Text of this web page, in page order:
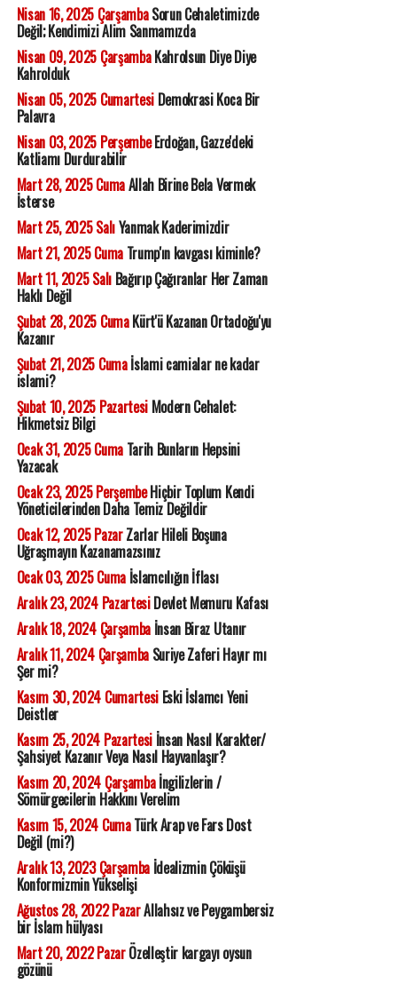
Nisan 16, 2025 ÇarşambaSorun Cehaletimizde
Değil; Kendimizi Alim Sanmamızda
Nisan 09, 2025 ÇarşambaKahrolsun Diye Diye
Kahrolduk
Nisan 05, 2025 CumartesiDemokrasi Koca Bir
Palavra
Nisan 03, 2025 PerşembeErdoğan, Gazze'deki
Katliamı Durdurabilir
Mart 28, 2025 CumaAllah Birine Bela Vermek
İsterse
Mart 25, 2025 SalıYanmak Kaderimizdir
Mart 21, 2025 CumaTrump'ın kavgası kiminle?
Mart 11, 2025 SalıBağırıp Çağıranlar Her Zaman
Haklı Değil
Şubat 28, 2025 CumaKürt'ü Kazanan Ortadoğu'yu
Kazanır
Şubat 21, 2025 Cumaİslami camialar ne kadar
islami?
Şubat 10, 2025 PazartesiModern Cehalet:
Hikmetsiz Bilgi
Ocak 31, 2025 CumaTarih Bunların Hepsini
Yazacak
Ocak 23, 2025 PerşembeHiçbir Toplum Kendi
Yöneticilerinden Daha Temiz Değildir
Ocak 12, 2025 PazarZarlar Hileli Boşuna
Uğraşmayın Kazanamazsınız
Ocak 03, 2025 Cumaİslamcılığın İflası
Aralık 23, 2024 PazartesiDevlet Memuru Kafası
Aralık 18, 2024 Çarşambaİnsan Biraz Utanır
Aralık 11, 2024 ÇarşambaSuriye Zaferi Hayır mı
Şer mi?
Kasım 30, 2024 CumartesiEski İslamcı Yeni
Deistler
Kasım 25, 2024 Pazartesiİnsan Nasıl Karakter/
Şahsiyet Kazanır Veya Nasıl Hayvanlaşır?
Kasım 20, 2024 Çarşambaİngilizlerin /
Sömürgecilerin Hakkını Verelim
Kasım 15, 2024 CumaTürk Arap ve Fars Dost
Değil (mi?)
Aralık 13, 2023 Çarşambaİdealizmin Çöküşü
Konformizmin Yükselişi
Ağustos 28, 2022 PazarAllahsız ve Peygambersiz
bir İslam hülyası
Mart 20, 2022 PazarÖzelleştir kargayı oysun
gözünü